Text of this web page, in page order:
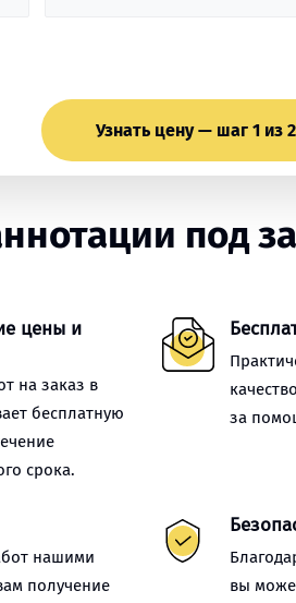
Узнать цену — шаг 1 из 2
под
цены и
на заказ в
бесплатную
срока.
за
нашими
получение
вы